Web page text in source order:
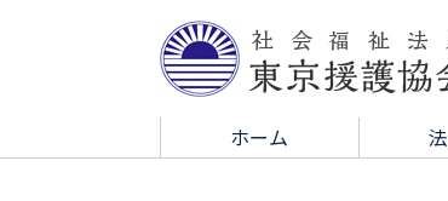
ホーム